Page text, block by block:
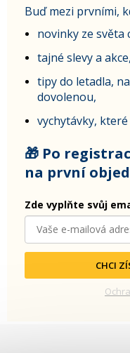
Buď mezi prvními,
novinky ze světa
tajné slevy a akce,
tipy do letadla,
dovolenou,
vychytávky,
🎁 Po
na první
Zde vyplňte svůj
CHCI